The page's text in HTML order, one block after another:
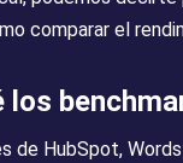
comparar el
los
de HubSpot,